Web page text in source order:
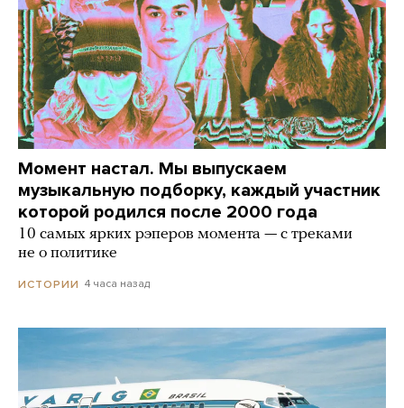
Момент настал. Мы выпускаем
музыкальную подборку, каждый участник
которой родился после 2000 года
10 самых ярких рэперов момента — с треками
не о политике
ИСТОРИИ 4 часа назад